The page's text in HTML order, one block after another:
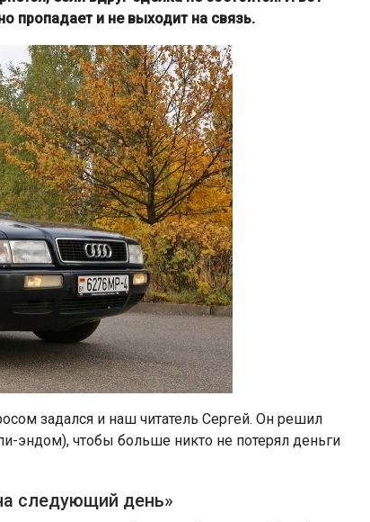
пропадает и не выходит на связь.
задался и наш читатель Сергей. Он решил
эндом), чтобы больше никто не потерял деньги
следующий день»